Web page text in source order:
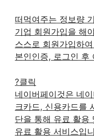
떠먹여주는 정보량
기업 회원가입을 해
스스로 회원가입하
본인인증, 로그인 후
?클릭
네이버페이것은 네
크카드, 신용카드를
단을 통해 유료 활용
유료 활용 서비스입